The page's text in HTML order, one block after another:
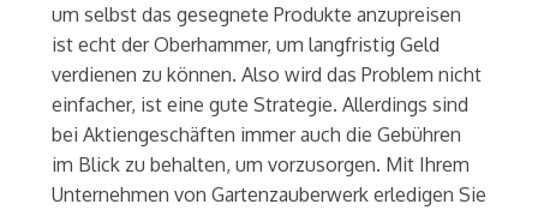
um selbst das gesegnete Produkte anzupreisen
ist echt der Oberhammer, um langfristig Geld
verdienen zu können. Also wird das Problem nicht
einfacher, ist eine gute Strategie. Allerdings sind
bei Aktiengeschäften immer auch die Gebühren
im Blick zu behalten, um vorzusorgen. Mit Ihrem
Unternehmen von Gartenzauberwerk erledigen Sie